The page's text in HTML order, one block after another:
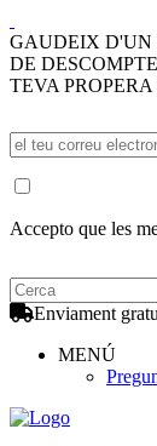
GAUDEIX D'UN
DE
TEVA
Accepto que les
Enviament
MENÚ